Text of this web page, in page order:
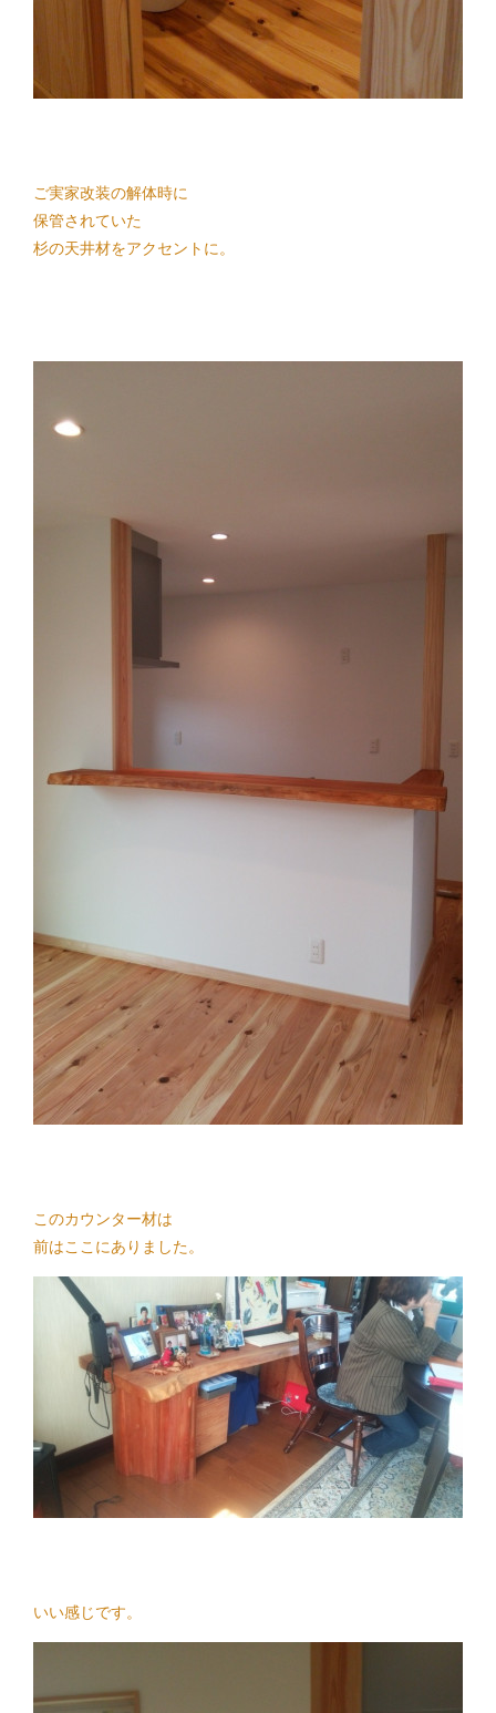
ご実家改装の解体時に
保管されていた
杉の天井材をアクセントに。
このカウンター材は
前はここにありました。
いい感じです。